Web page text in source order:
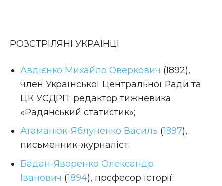
РОЗСТРІЛЯНІ УКРАЇНЦІ
Авдієнко Михайло Оверкович (1892),
член Української Центральної Ради та
ЦК УСДРП; редактор тижневика
«Радянський статистик»;
Атаманюк-Яблуненко Василь (1897),
письменник-журналіст;
Бадан-Яворенко Олександр
Іванович (1894), професор історії;